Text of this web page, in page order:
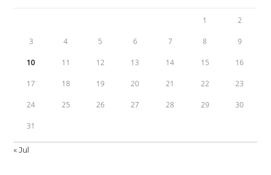
1 2
3 4 5 6 7 8 9
10 11 12 13 14 15 16
17 18 19 20 21 22 23
24 25 26 27 28 29 30
31
« Jul